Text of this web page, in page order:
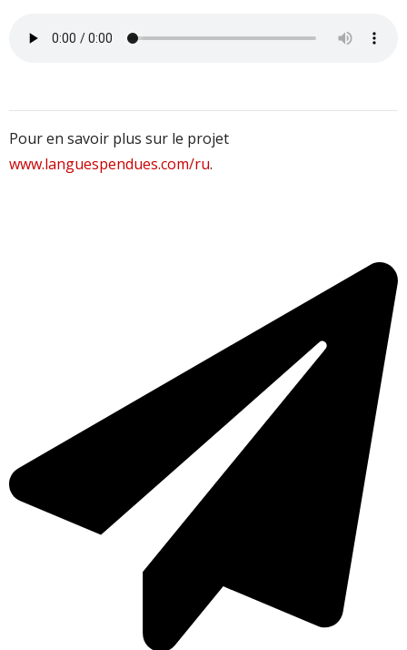
Pour en savoir plus sur le projet
www.languespendues.com/ru.